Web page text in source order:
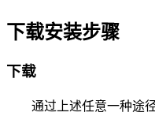
下载安装步骤
下载
通过上述任意一种途